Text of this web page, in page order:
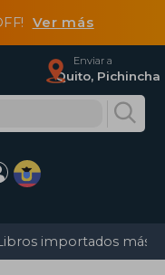
Ver más
Enviar a
Quito, Pichincha
importados más